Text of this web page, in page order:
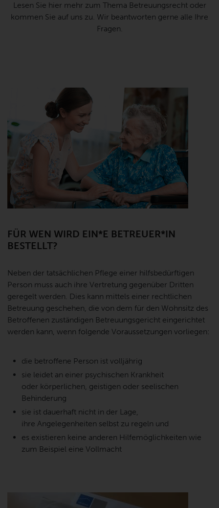
Lesen Sie hier mehr zum Thema Betreuungsrecht oder
kommen Sie auf uns zu. Wir beantworten gerne alle Ihre
Fragen.
FÜR WEN WIRD EIN*E BETREUER*IN
BESTELLT?
Neben der tatsächlichen Pflege einer hilfsbedürftigen
Person muss auch ihre Vertretung gegenüber Dritten
geregelt werden. Dies kann mittels einer rechtlichen
Betreuung geschehen, die von dem für den Wohnsitz des
Betroffenen zuständigen Betreuungsgericht eingerichtet
werden kann, wenn folgende Voraussetzungen vorliegen:
die betroffene Person ist volljährig
sie leidet an einer psychischen Krankheit
oder körperlichen, geistigen oder seelischen
Behinderung
sie ist dauerhaft nicht in der Lage,
ihre Angelegenheiten selbst zu regeln und
es existieren keine anderen Hilfemöglichkeiten wie
zum Beispiel eine Vollmacht